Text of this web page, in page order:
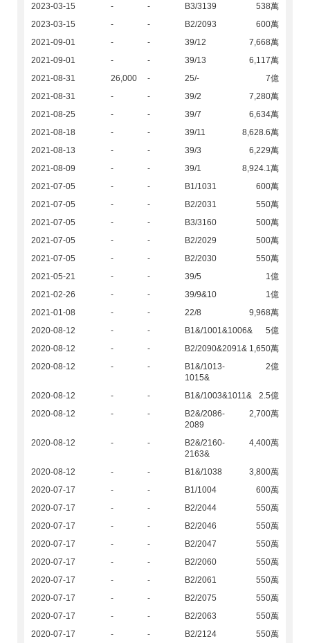
2023-03-15 - - B3/3139
538萬
2023-03-15
- - B2/2093
600萬
2021-09-01
- - 39/12
7,668萬
2021-09-01
- - 39/13
6,117萬
2021-08-31
26,000 - 25/-
7億
2021-08-31
- - 39/2
7,280萬
2021-08-25
- - 39/7
6,634萬
2021-08-18
- - 39/11
8,628.6萬
2021-08-13
- - 39/3
6,229萬
2021-08-09
- - 39/1
8,924.1萬
2021-07-05
- - B1/1031
600萬
2021-07-05
- - B2/2031
550萬
2021-07-05
- - B3/3160
500萬
2021-07-05
- - B2/2029
500萬
2021-07-05
- - B2/2030
550萬
2021-05-21
- - 39/5
1億
2021-02-26
- - 39/9&10
1億
2021-01-08
- - 22/8
9,968萬
2020-08-12
- - B1&/1001&1006&
5億
2020-08-12
- - B2/2090&2091& 1,650萬
2020-08-12
- -
B1&/1013-
1015&
2億
2020-08-12 - - B1&/1003&1011&
2.5億
2020-08-12
- -
B2&/2086-
2089
2,700萬
2020-08-12 - -
B2&/2160-
2163&
4,400萬
2020-08-12 - - B1&/1038
3,800萬
2020-07-17
- - B1/1004
600萬
2020-07-17
- - B2/2044
550萬
2020-07-17
- - B2/2046
550萬
2020-07-17
- - B2/2047
550萬
2020-07-17
- - B2/2060
550萬
2020-07-17
- - B2/2061
550萬
2020-07-17
- - B2/2075
550萬
2020-07-17
- - B2/2063
550萬
2020-07-17
- - B2/2124 550萬